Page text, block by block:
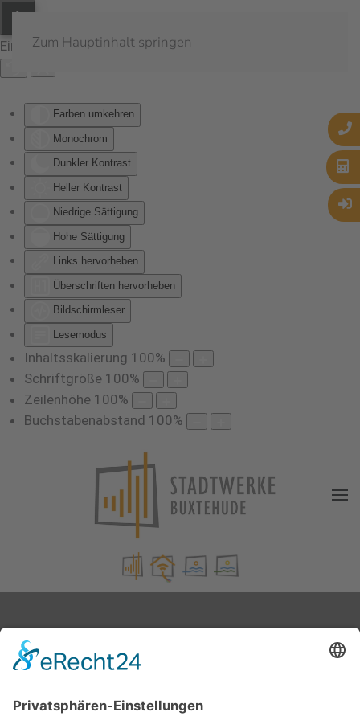
Eingabehilfen öffnen
Farben umkehren
Monochrom
Dunkler Kontrast
Heller Kontrast
Niedrige Sättigung
Hohe Sättigung
Links hervorheben
Überschriften hervorheben
Bildschirmleser
Lesemodus
Inhaltsskalierung 100%
Schriftgröße 100%
Zeilenhöhe 100%
Buchstabenabstand 100%
Zum Hauptinhalt springen